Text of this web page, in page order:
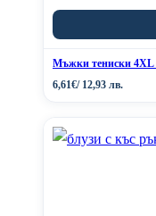
Мъжки тениски 4XL
6,61€/ 12,93 лв.